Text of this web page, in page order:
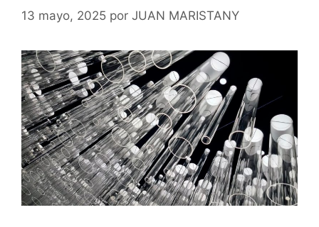
13 mayo, 2025 por JUAN MARISTANY